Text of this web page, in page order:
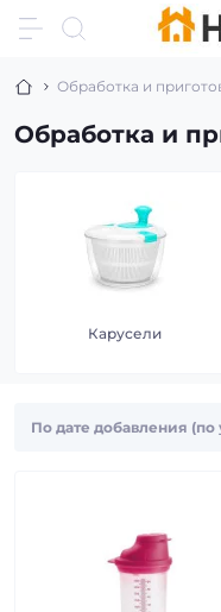
Обработка и
Обработка и
Карусели